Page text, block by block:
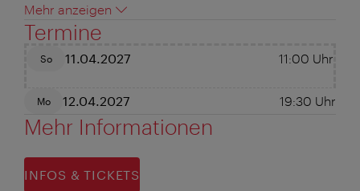
Mehr anzeigen
Termine
So 11.04.2027 11:00 Uhr
Mo 12.04.2027 19:30 Uhr
Mehr Informationen
INFOS & TICKETS